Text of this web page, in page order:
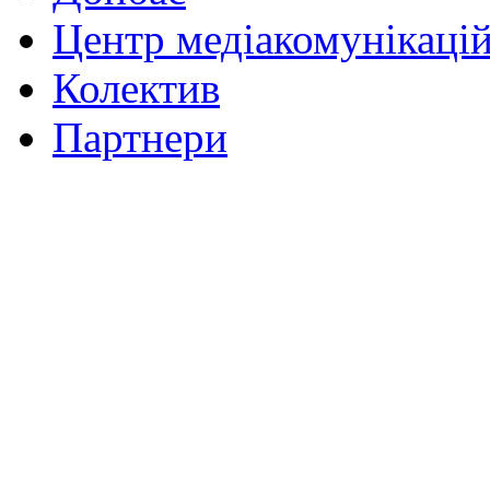
Центр
Колектив
Партнери